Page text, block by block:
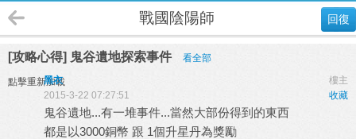
回復
戰國陰陽師
[攻略心得] 鬼谷遺地探索事件 看全部
點擊重新加載 樓主
黑衣
收藏
2015-3-22 07:27:51
鬼谷遺地...有一堆事件...當然大部份得到的東西
都是以3000銅幣 跟 1個升星丹為獎勵